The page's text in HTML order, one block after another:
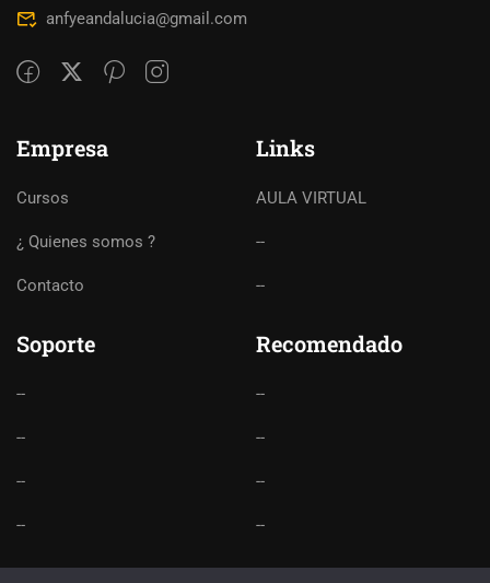
anfyeandalucia@gmail.com
Empresa
Cursos
¿ Quienes somos ?
Contacto
Links
AULA VIRTUAL
--
--
Soporte
--
--
--
--
Recomendado
--
--
--
--